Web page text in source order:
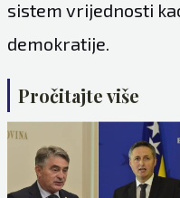
sistem vrijednosti
demokratije.
Pročitajte više